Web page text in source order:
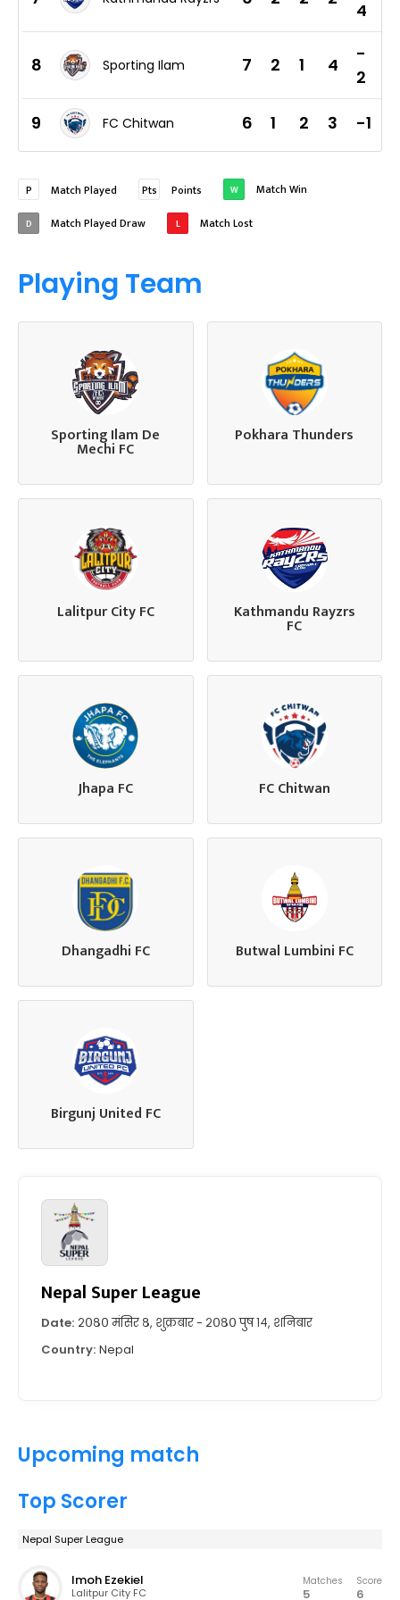
4
8 Sporting Ilam 7 2 1 4
-
2
9 FC Chitwan 6 1 2 3 -1
P Match Played Pts Points W Match Win
D Match Played Draw L Match Lost
Playing Team
Sporting Ilam De
Mechi FC
Pokhara Thunders
Lalitpur City FC Kathmandu Rayzrs
FC
Jhapa FC FC Chitwan
Dhangadhi FC Butwal Lumbini FC
Birgunj United FC
Nepal Super League
Date: २०८० मंसिर ८, शुक्रबार - २०८० पुष १४, शनिबार
Country: Nepal
Upcoming match
Top Scorer
Nepal Super League
Imoh Ezekiel
Lalitpur City FC
Matches
5
Score
6